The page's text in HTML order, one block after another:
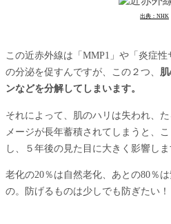
出典：NHK
この近赤外線は「MMP1」や「炎症
の分泌を促すんですが、この２つ、
ンなどを分解してしまいます。
それによって、肌のハリは失われ、
メージが長年蓄積されてしまうと、
し、５年後の見た目に大きく影響しま
老化の20％は自然老化、あとの80％
の。防げるものは少しでも防ぎたい！